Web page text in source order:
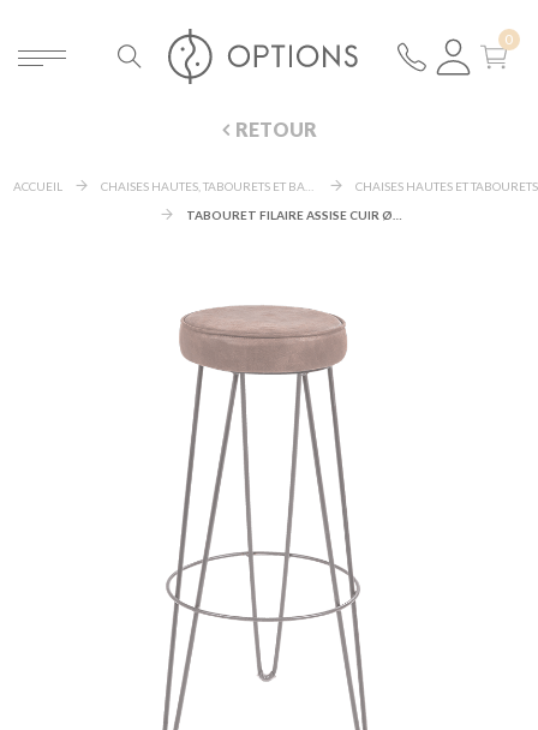
RETOUR
ACCUEIL
CHAISES HAUTES ET TABOURETS